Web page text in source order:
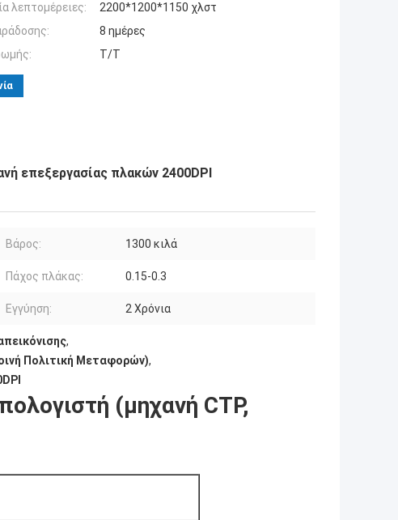
λεπτομέρειες:
2200*1200*1150 χλστ
8 ημέρες
T/T
επεξεργασίας πλακών 2400DPI
Βάρος: 1300 κιλά
Πάχος πλάκας: 0.15-0.3
Εγγύηση: 2 Χρόνια
,
Πολιτική Μεταφορών),
(μηχανή CTP,